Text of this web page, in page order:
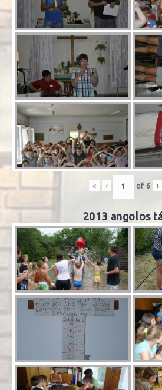
« ‹ of 6 ›
2013 angolos